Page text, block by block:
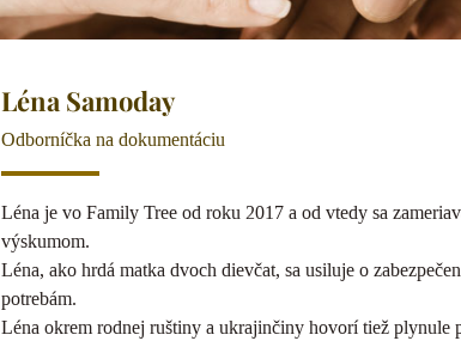
Léna Samoday
Odborníčka na dokumentáciu
Léna je vo Family Tree od roku 2017 a od vtedy sa
výskumom.
Léna, ako hrdá matka dvoch dievčat, sa usiluje o
potrebám.
Léna okrem rodnej ruštiny a ukrajinčiny hovorí tiež plynule